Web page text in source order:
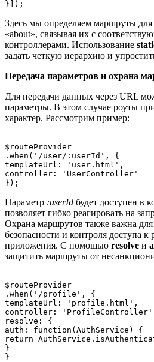
Здесь мы определяем маршруты для
«about», связывая их с
контроллерами. Использование
задать четкую иерархию и
Передача параметров и охрана
Для передачи данных через URL
параметры. В этом случае роуты
характер. Рассмотрим пример:
$routeProvider
.when('/user/:userId', {
templateUrl: 'user.html',
controller: 'UserController'
Параметр :userId будет доступен в
позволяет гибко реагировать на
Охрана маршрутов также важна для
безопасности и контроля доступа
приложения. С помощью resolve и
защитить маршруты от
$routeProvider
.when('/profile', {
templateUrl: 'profile.html',
controller:
resolve: {
auth: function(AuthService) {
return
}
}